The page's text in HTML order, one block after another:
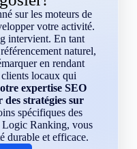
sur les moteurs de
votre activité.
intervient. En tant
naturel,
en rendant
locaux qui
expertise SEO
des stratégies sur
spécifiques des
Logic Ranking, vous
durable et efficace.